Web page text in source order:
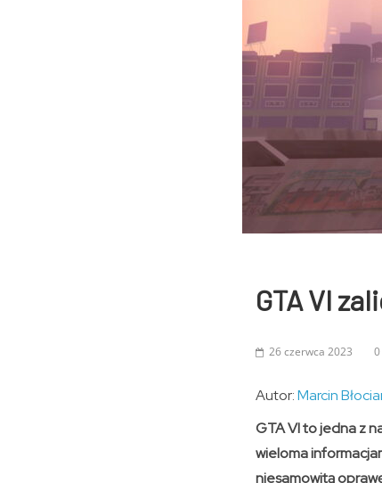
GTA VI
26 czerwca 2023
Autor:Marcin
GTA VI to jedna z
wieloma
niesamowitą